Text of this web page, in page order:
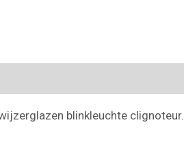
blinkleuchte clignoteur.